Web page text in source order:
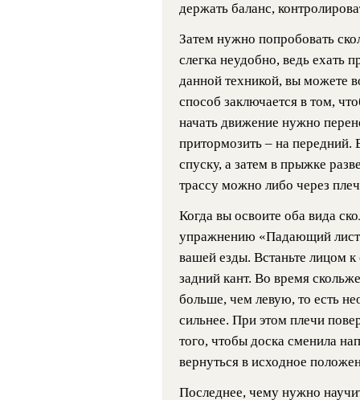
держать баланс,
Затем нужно попробовать
слегка неудобно, ведь ехать
данной техникой, вы можете
способ заключается в том,
начать движение нужно
притормозить – на передний.
спуску, а затем в прыжке
трассу можно либо через
Когда вы освоите оба вида
упражнению «Падающий
вашей езды. Встаньте лицом к
задний кант. Во время
больше, чем левую, то есть
сильнее. При этом плечи
того, чтобы доска сменила
вернуться в исходное
Последнее, чему нужно